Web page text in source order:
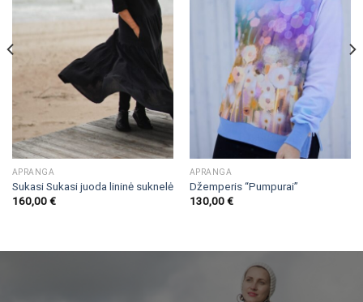
APRANGA
Sukasi Sukasi juoda lininė suknelė
160,00€
APRANGA
Džemperis “Pumpurai”
130,00€